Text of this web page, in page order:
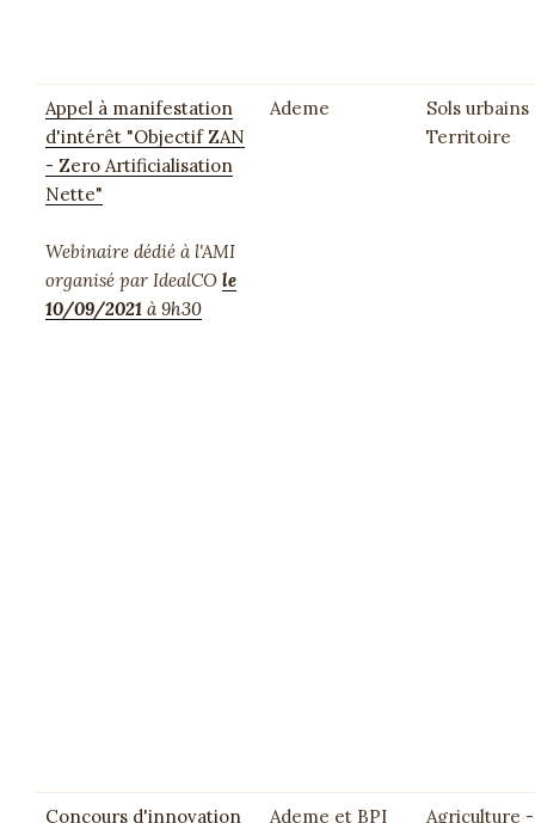
Appel à manifestation
d'intérêt "Objectif ZAN
- Zero Artificialisation
Nette"
Webinaire dédié à l'AMI
organisé par IdealCO le
10/09/2021 à 9h30
Ademe
Sols urbains
Territoire
Concours d'innovation
Ademe et BPI
Agriculture -